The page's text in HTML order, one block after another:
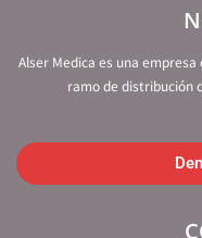
Alser Medica es una
ramo de distribución